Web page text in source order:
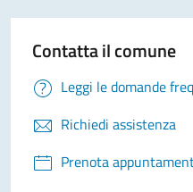
Contatta il comune
Leggi le domande
Richiedi assistenza
Prenota